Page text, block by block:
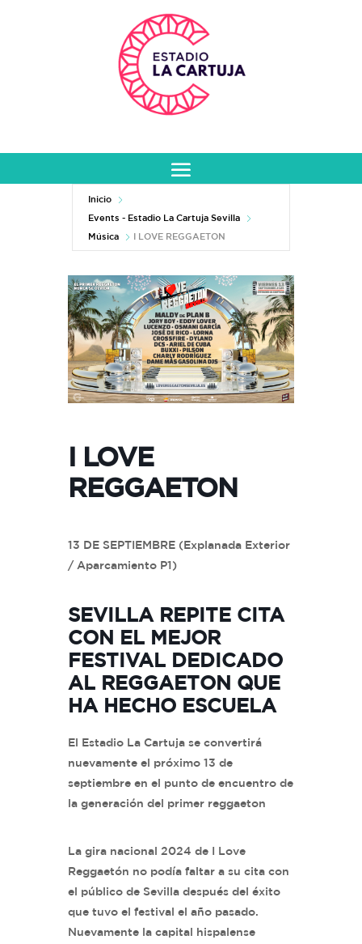
Inicio
Events - Estadio La Cartuja Sevilla
Música
I LOVE REGGAETON
I LOVE
REGGAETON
13 DE SEPTIEMBRE (Explanada Exterior
/ Aparcamiento P1)
SEVILLA REPITE CITA
CON EL MEJOR
FESTIVAL DEDICADO
AL REGGAETON QUE
HA HECHO ESCUELA
El Estadio La Cartuja se convertirá
nuevamente el próximo 13 de
septiembre en el punto de encuentro de
la generación del primer reggaeton
La gira nacional 2024 de I Love
Reggaetón no podía faltar a su cita con
el público de Sevilla después del éxito
que tuvo el festival el año pasado.
Nuevamente la capital hispalense